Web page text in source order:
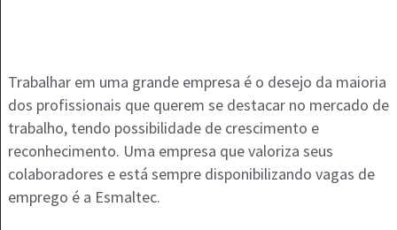
Trabalhar em uma grande empresa é o desejo da maioria
dos profissionais que querem se destacar no mercado de
trabalho, tendo possibilidade de crescimento e
reconhecimento. Uma empresa que valoriza seus
colaboradores e está sempre disponibilizando vagas de
emprego é a Esmaltec.